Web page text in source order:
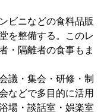
ビニなどの食料品販
を整備する。このレ
・隔離者の食事もま
議・集会・研修・制
などで多目的に活用
場・談話室・娯楽室